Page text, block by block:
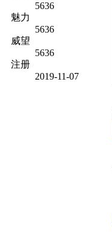
5636
魅力
5636
威望
5636
注册
2019-11-07